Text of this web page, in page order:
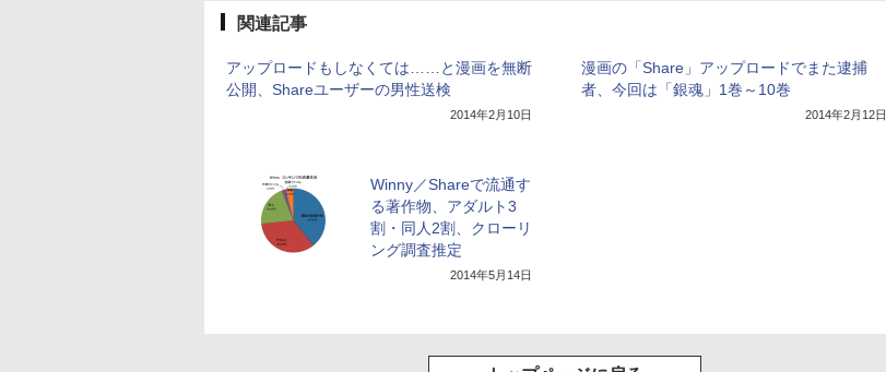
関連記事
アップロードもしなくては……と漫画を無断
公開、Shareユーザーの男性送検
2014年2月10日
漫画の「Share」アップロードでまた逮捕
者、今回は「銀魂」1巻～10巻
2014年2月12日
Winny／Shareで流通す
る著作物、アダルト3
割・同人2割、クローリ
ング調査推定
2014年5月14日